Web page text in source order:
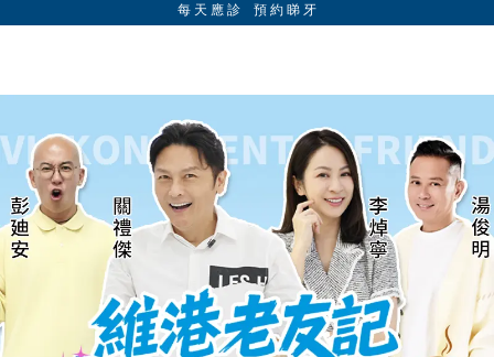
每 天 應 診 預 約 睇 牙